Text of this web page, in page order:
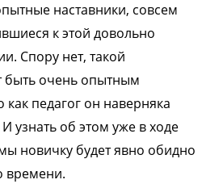
наставники, совсем
к этой довольно
Спору нет, такой
быть очень опытным
как педагог он наверняка
узнать об этом уже в ходе
новичку будет явно обидно
времени.